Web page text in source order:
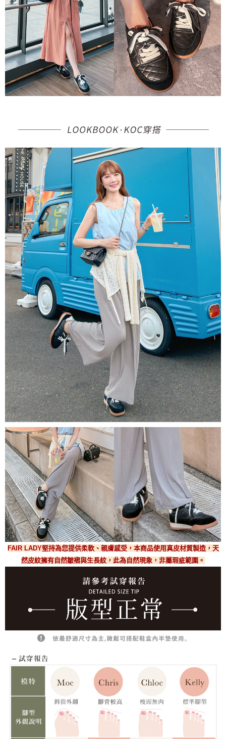
FAIR LADY堅持為您提供柔軟、親膚感受，本商品使用真皮材質製造，天
然皮紋擁有自然皺褶與生長紋，此為自然現象，非屬瑕疵範圍。